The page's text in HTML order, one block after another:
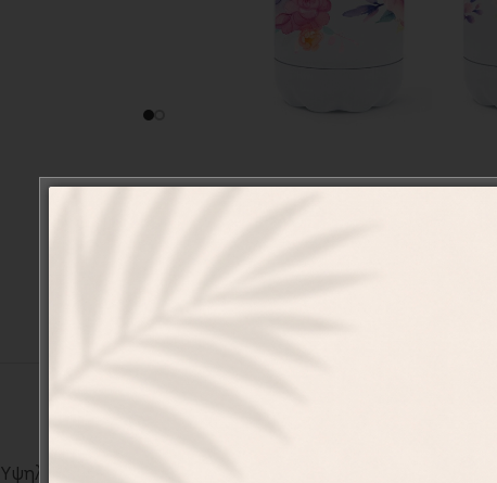
Υψηλό καπάκι ασφαλείας για αποφυγή απωλειών υγρών.